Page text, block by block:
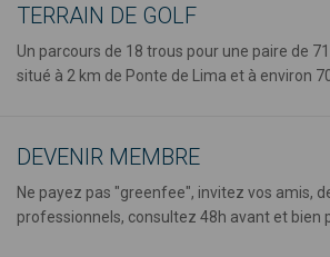
TERRAIN DE GOLF
Un parcours de 18 trous pour une paire de
situé à 2 km de Ponte de Lima et à environ 70
DEVENIR MEMBRE
Ne payez pas "greenfee", invitez vos amis,
professionnels, consultez 48h avant et bien